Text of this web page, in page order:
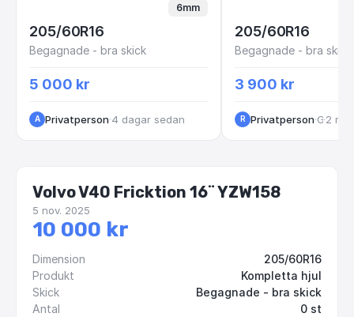
6mm
205/60R16
Begagnade - bra skick
5 000 kr
A Privatperson·4 dagar sedan
205/60R16
Begagnade - bra skick
3 900 kr
R Privatperson· Göteborg
·2
Volvo V40 Fricktion 16¨ YZW158
5 nov. 2025
10 000 kr
Dimension
205/60R16
Produkt
Kompletta hjul
Skick
Begagnade - bra skick
Antal
0 st